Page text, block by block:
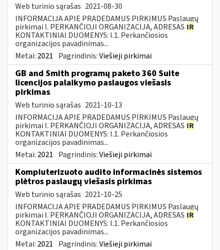
Web turinio sąrašas 2021-08-30
INFORMACIJA APIE PRADEDAMUS PIRKIMUS Paslaugų
pirkimai I. PERKANČIOJI ORGANIZACIJA, ADRESAS IR
KONTAKTINIAI DUOMENYS: I.1. Perkančiosios
organizacijos pavadinimas...
Metai: 2021 Pagrindinis:Viešieji pirkimai
GB and Smith programų paketo 360 Suite
licencijos palaikymo paslaugos viešasis
pirkimas
Web turinio sąrašas 2021-10-13
INFORMACIJA APIE PRADEDAMUS PIRKIMUS Paslaugų
pirkimai I. PERKANČIOJI ORGANIZACIJA, ADRESAS IR
KONTAKTINIAI DUOMENYS: I.1. Perkančiosios
organizacijos pavadinimas...
Metai: 2021 Pagrindinis:Viešieji pirkimai
Kompiuterizuoto audito informacinės sistemos
plėtros paslaugų viešasis pirkimas
Web turinio sąrašas 2021-10-25
INFORMACIJA APIE PRADEDAMUS PIRKIMUS Paslaugų
pirkimai I. PERKANČIOJI ORGANIZACIJA, ADRESAS IR
KONTAKTINIAI DUOMENYS: I.1. Perkančiosios
organizacijos pavadinimas...
Metai: 2021 Pagrindinis:Viešieji pirkimai